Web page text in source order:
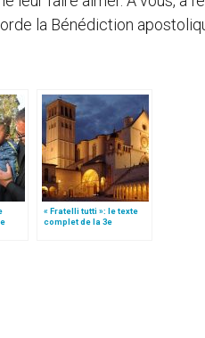
la Bénédiction
« Fratelli tutti »: le texte
complet de la 3e